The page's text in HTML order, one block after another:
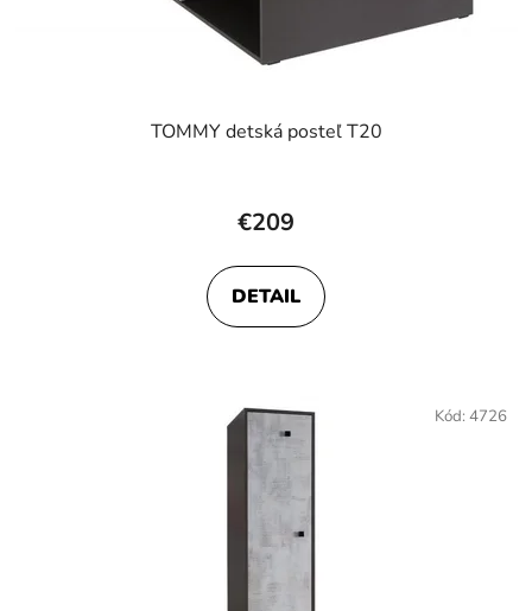
TOMMY detská posteľ T20
€209
DETAIL
Kód: 4726